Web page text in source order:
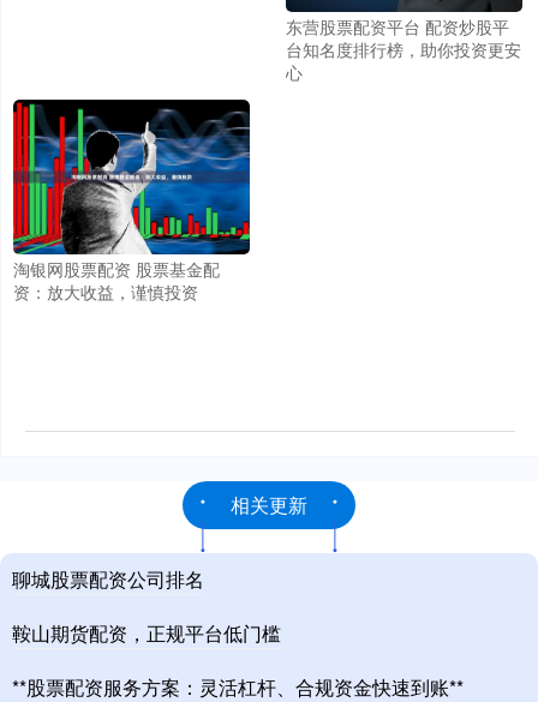
东营股票配资平台 配资炒股平
台知名度排行榜，助你投资更安
心
淘银网股票配资 股票基金配
资：放大收益，谨慎投资
相关更新
聊城股票配资公司排名
鞍山期货配资，正规平台低门槛
**股票配资服务方案：灵活杠杆、合规资金快速到账**